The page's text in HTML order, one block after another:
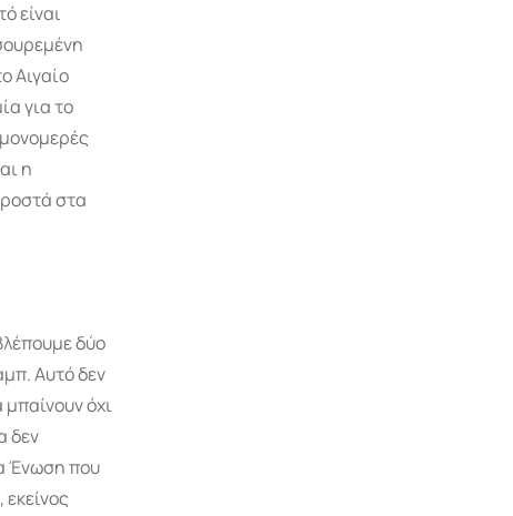
είναι
Αιγαίο
για το
η
στα
δύο
Αυτό δεν
όχι
δεν
Ένωση που